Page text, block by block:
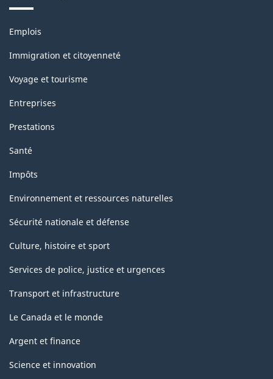
Thèmes
sujets
Emplois
Immigration et citoyenneté
Voyage et tourisme
Entreprises
Prestations
Santé
Impôts
Environnement et ressources naturelles
Sécurité nationale et défense
Culture, histoire et sport
Services de police, justice et urgences
Transport et infrastructure
Le Canada et le monde
Argent et finance
Science et innovation